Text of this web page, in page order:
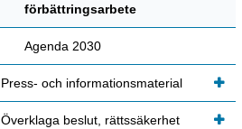
förbättringsarbete
Agenda 2030
Press- och informationsmaterial
Överklaga beslut, rättssäkerhet